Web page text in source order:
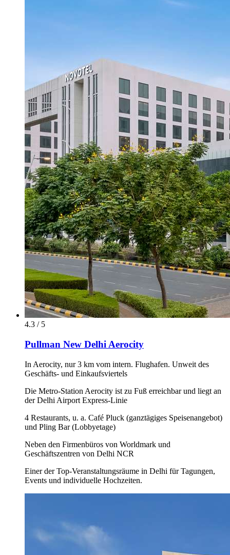
4.3 / 5
Pullman New Delhi Aerocity
In Aerocity, nur 3 km vom intern. Flughafen. Unweit des
Geschäfts- und Einkaufsviertels
Die Metro-Station Aerocity ist zu Fuß erreichbar und liegt an
der Delhi Airport Express-Linie
4 Restaurants, u. a. Café Pluck (ganztägiges Speisenangebot)
und Pling Bar (Lobbyetage)
Neben den Firmenbüros von Worldmark und
Geschäftszentren von Delhi NCR
Einer der Top-Veranstaltungsräume in Delhi für Tagungen,
Events und individuelle Hochzeiten.